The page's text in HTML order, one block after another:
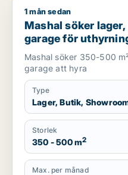
Mashal söker lager,
1 mån sedan
Mashal söker
garage för
Mashal söker 350-500
garage att hyra
Type
Lager, Butik,
Storlek
350 - 500 m2
Max. per månad